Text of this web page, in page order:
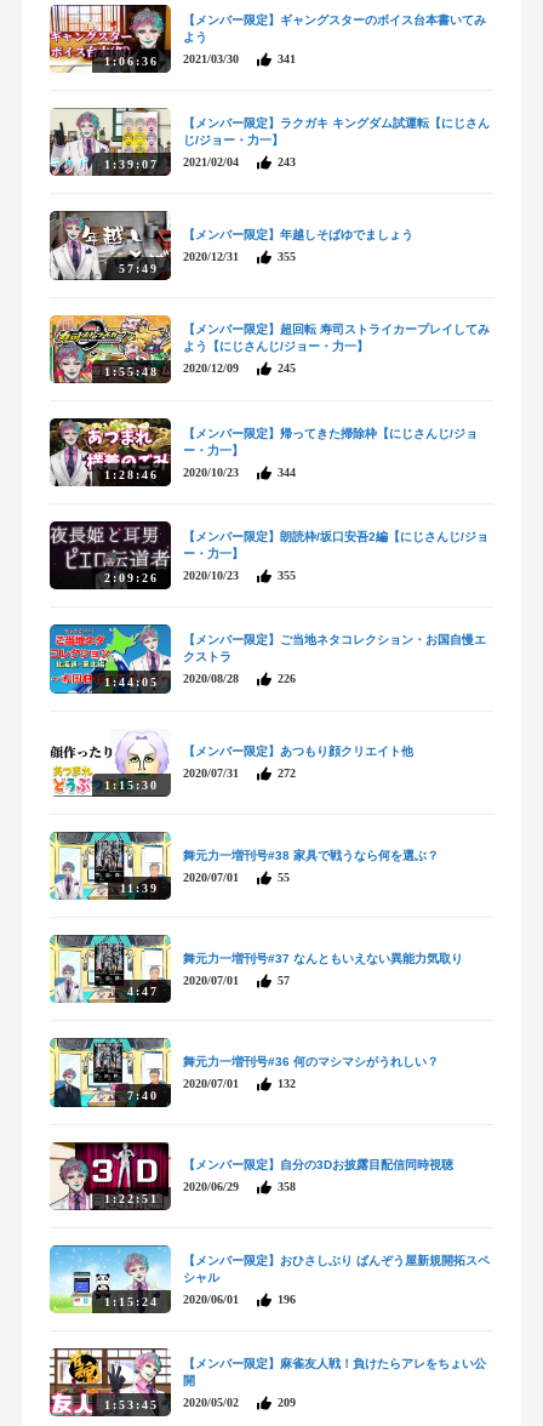
1:06:36
【メンバー限定】ギャングスターのボイス台本書いてみ
よう
2021/03/30
341
1:39:07
【メンバー限定】ラクガキ キングダム試運転【にじさん
じ/ジョー・力一】
2021/02/04
243
57:49
【メンバー限定】年越しそばゆでましょう
2020/12/31
355
1:55:48
【メンバー限定】超回転 寿司ストライカープレイしてみ
よう【にじさんじ/ジョー・力一】
2020/12/09
245
1:28:46
【メンバー限定】帰ってきた掃除枠【にじさんじ/ジョ
ー・力一】
2020/10/23
344
2:09:26
【メンバー限定】朗読枠/坂口安吾2編【にじさんじ/ジョ
ー・力一】
2020/10/23
355
1:44:05
【メンバー限定】ご当地ネタコレクション・お国自慢エ
クストラ
2020/08/28
226
1:15:30
【メンバー限定】あつもり顔クリエイト他
2020/07/31
272
11:39
舞元力一増刊号#38 家具で戦うなら何を選ぶ？
2020/07/01
55
4:47
舞元力一増刊号#37 なんともいえない異能力気取り
2020/07/01
57
7:40
舞元力一増刊号#36 何のマシマシがうれしい？
2020/07/01
132
1:22:51
【メンバー限定】自分の3Dお披露目配信同時視聴
2020/06/29
358
1:15:24
【メンバー限定】おひさしぶり ぱんぞう屋新規開拓スペ
シャル
2020/06/01
196
1:53:45
【メンバー限定】麻雀友人戦！負けたらアレをちょい公
開
2020/05/02
209